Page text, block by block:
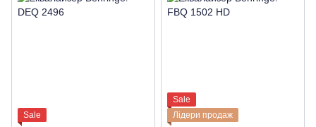
Sale
Sale
Лідери продаж